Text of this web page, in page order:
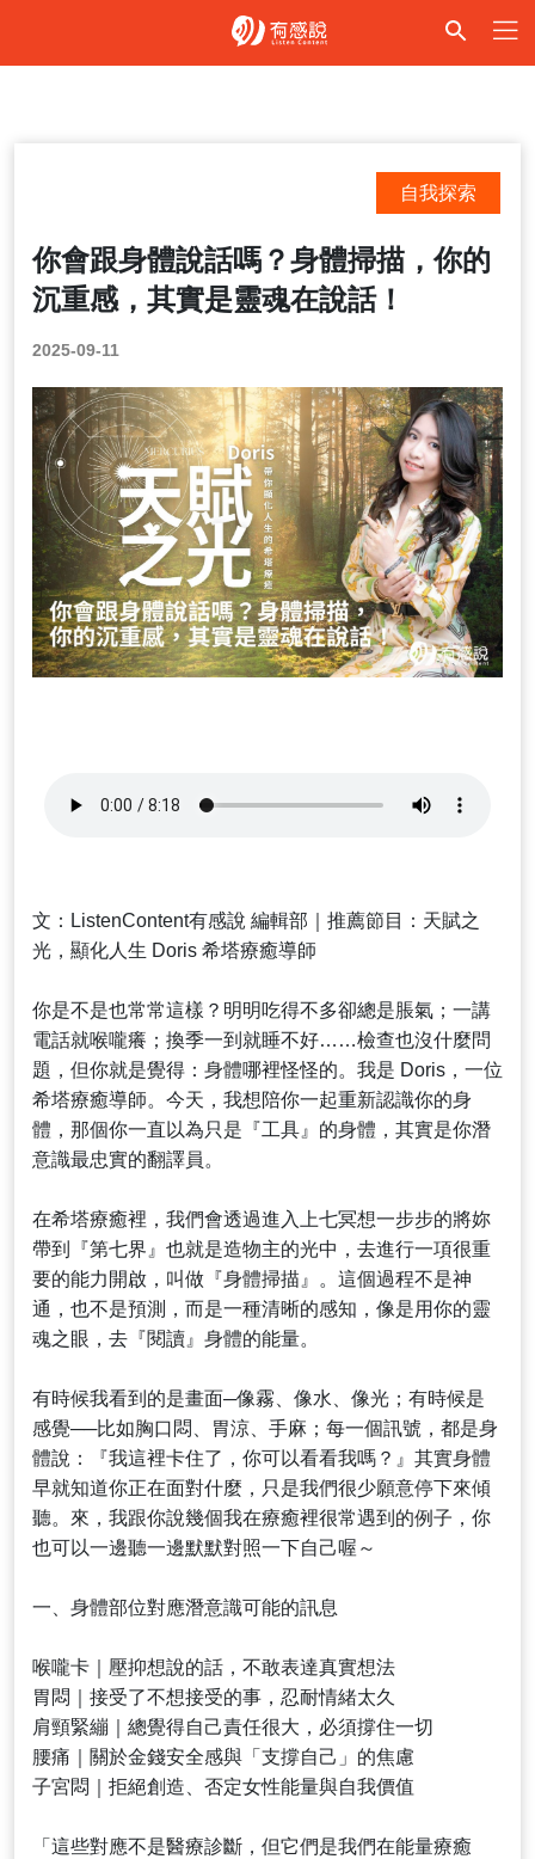
你會跟身體說話嗎？身體掃描，你的
沉重感，其實是靈魂在說話！
自我探索
2025-09-11
文：ListenContent有感說 編輯部｜推薦節目：天賦之
光，顯化人生 Doris 希塔療癒導師
你是不是也常常這樣？明明吃得不多卻總是脹氣；一講
電話就喉嚨癢；換季一到就睡不好……檢查也沒什麼問
題，但你就是覺得：身體哪裡怪怪的。我是 Doris，一位
希塔療癒導師。今天，我想陪你一起重新認識你的身
體，那個你一直以為只是『工具』的身體，其實是你潛
意識最忠實的翻譯員。
在希塔療癒裡，我們會透過進入上七冥想一步步的將妳
帶到『第七界』也就是造物主的光中，去進行一項很重
要的能力開啟，叫做『身體掃描』。這個過程不是神
通，也不是預測，而是一種清晰的感知，像是用你的靈
魂之眼，去『閱讀』身體的能量。
有時候我看到的是畫面─像霧、像水、像光；有時候是
感覺──比如胸口悶、胃涼、手麻；每一個訊號，都是身
體說：『我這裡卡住了，你可以看看我嗎？』其實身體
早就知道你正在面對什麼，只是我們很少願意停下來傾
聽。來，我跟你說幾個我在療癒裡很常遇到的例子，你
也可以一邊聽一邊默默對照一下自己喔～
一、身體部位對應潛意識可能的訊息
喉嚨卡｜壓抑想說的話，不敢表達真實想法
胃悶｜接受了不想接受的事，忍耐情緒太久
肩頸緊繃｜總覺得自己責任很大，必須撐住一切
腰痛｜關於金錢安全感與「支撐自己」的焦慮
子宮悶｜拒絕創造、否定女性能量與自我價值
「這些對應不是醫療診斷，但它們是我們在能量療癒